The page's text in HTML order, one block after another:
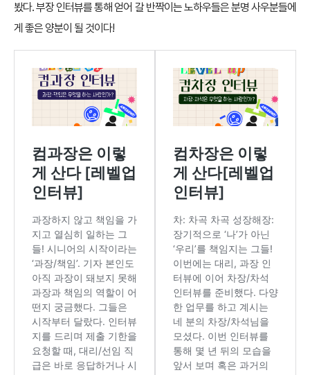
봤다. 부장 인터뷰를 통해 얻어 갈 반짝이는 노하우들은 분명 사우분들에
게 좋은 양분이 될 것이다!